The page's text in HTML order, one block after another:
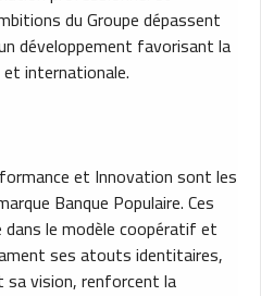
du Groupe dépassent
développement favorisant la
et internationale.
et Innovation sont les
Banque Populaire. Ces
le modèle coopératif et
ses atouts identitaires,
vision, renforcent la